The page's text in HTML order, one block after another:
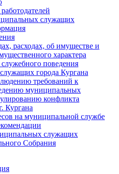
служащих
расходах, об имуществе и
характера
поведения
города Кургана
требований к
муниципальных
конфликта
Кургана
на муниципальной службе
служащих
Cобрания